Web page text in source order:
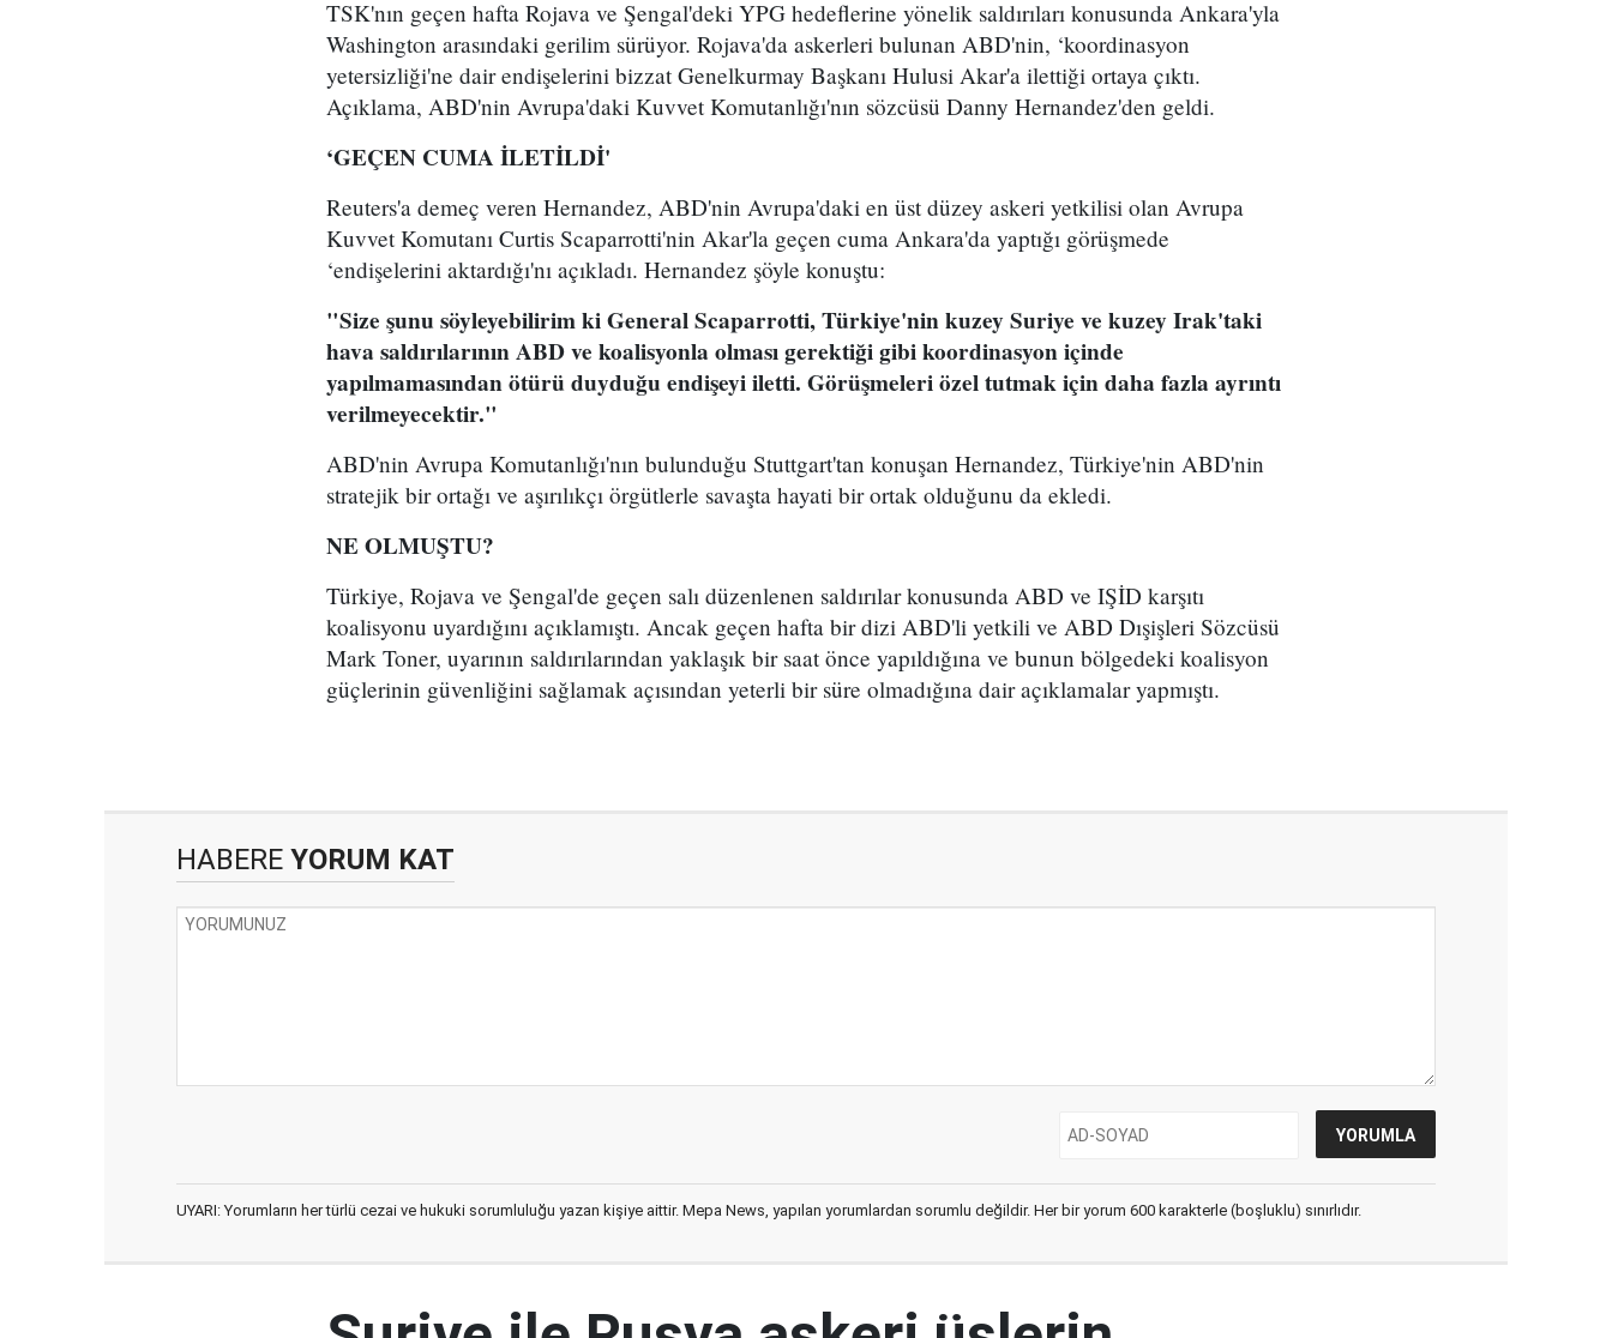
TSK'nın geçen hafta Rojava ve Şengal'deki YPG hedeflerine yönelik saldırıları konusunda Ankara'yla
Washington arasındaki gerilim sürüyor. Rojava'da askerleri bulunan ABD'nin, ‘koordinasyon
yetersizliği'ne dair endişelerini bizzat Genelkurmay Başkanı Hulusi Akar'a ilettiği ortaya çıktı.
Açıklama, ABD'nin Avrupa'daki Kuvvet Komutanlığı'nın sözcüsü Danny Hernandez'den geldi.
‘GEÇEN CUMA İLETİLDİ'
Reuters'a demeç veren Hernandez, ABD'nin Avrupa'daki en üst düzey askeri yetkilisi olan Avrupa
Kuvvet Komutanı Curtis Scaparrotti'nin Akar'la geçen cuma Ankara'da yaptığı görüşmede
‘endişelerini aktardığı'nı açıkladı. Hernandez şöyle konuştu:
"Size şunu söyleyebilirim ki General Scaparrotti, Türkiye'nin kuzey Suriye ve kuzey Irak'taki
hava saldırılarının ABD ve koalisyonla olması gerektiği gibi koordinasyon içinde
yapılmamasından ötürü duyduğu endişeyi iletti. Görüşmeleri özel tutmak için daha fazla ayrıntı
verilmeyecektir."
ABD'nin Avrupa Komutanlığı'nın bulunduğu Stuttgart'tan konuşan Hernandez, Türkiye'nin ABD'nin
stratejik bir ortağı ve aşırılıkçı örgütlerle savaşta hayati bir ortak olduğunu da ekledi.
NE OLMUŞTU?
Türkiye, Rojava ve Şengal'de geçen salı düzenlenen saldırılar konusunda ABD ve IŞİD karşıtı
koalisyonu uyardığını açıklamıştı. Ancak geçen hafta bir dizi ABD'li yetkili ve ABD Dışişleri Sözcüsü
Mark Toner, uyarının saldırılarından yaklaşık bir saat önce yapıldığına ve bunun bölgedeki koalisyon
güçlerinin güvenliğini sağlamak açısından yeterli bir süre olmadığına dair açıklamalar yapmıştı.
HABERE YORUM KAT
UYARI: Yorumların her türlü cezai ve hukuki sorumluluğu yazan kişiye aittir. Mepa News, yapılan yorumlardan sorumlu değildir. Her bir yorum 600 karakterle (boşluklu) sınırlıdır.